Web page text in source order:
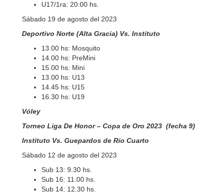
U17/1ra: 20.00 hs.
Sábado 19 de agosto del 2023
Deportivo Norte (Alta Gracia) Vs. Instituto
13.00 hs: Mosquito
14.00 hs: PreMini
15.00 hs: Mini
13.00 hs: U13
14.45 hs: U15
16.30 hs: U19
Vóley
Torneo Liga De Honor – Copa de Oro 2023 (fecha 9)
Instituto Vs. Guepardos de Río Cuarto
Sábado 12 de agosto del 2023
Sub 13: 9.30 hs.
Sub 16: 11.00 hs.
Sub 14: 12.30 hs.